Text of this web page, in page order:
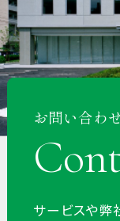
お問い合わ
サービスや弊